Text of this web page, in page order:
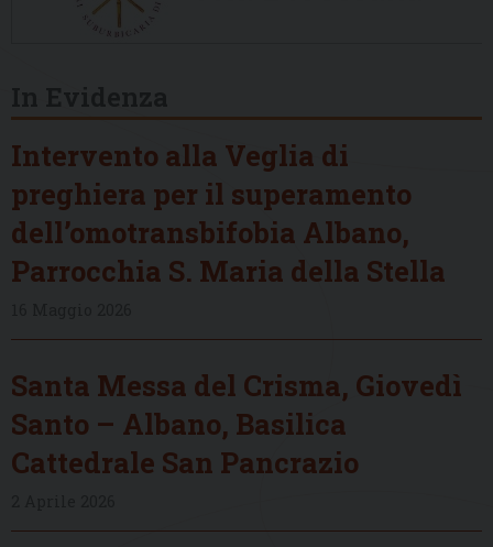
Intervento alla Veglia di
preghiera per il superamento
dell’omotransbifobia Albano,
Parrocchia S. Maria della Stella
Santa Messa del Crisma, Giovedì
Santo – Albano, Basilica
Cattedrale San Pancrazio